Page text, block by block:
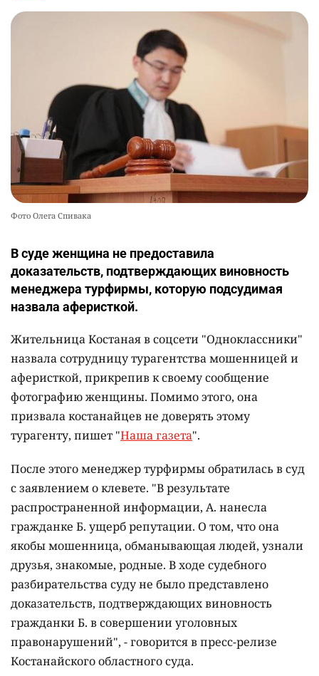
Фото Олега Спивака
В суде женщина не предоставила
доказательств, подтверждающих виновность
менеджера турфирмы, которую подсудимая
назвала аферисткой.
Жительница Костаная в соцсети "Одноклассники"
назвала сотрудницу турагентства мошенницей и
аферисткой, прикрепив к своему сообщение
фотографию женщины. Помимо этого, она
призвала костанайцев не доверять этому
турагенту, пишет "Наша газета".
После этого менеджер турфирмы обратилась в суд
с заявлением о клевете. "В результате
распространенной информации, А. нанесла
гражданке Б. ущерб репутации. О том, что она
якобы мошенница, обманывающая людей, узнали
друзья, знакомые, родные. В ходе судебного
разбирательства суду не было представлено
доказательств, подтверждающих виновность
гражданки Б. в совершении уголовных
правонарушений", - говорится в пресс-релизе
Костанайского областного суда.